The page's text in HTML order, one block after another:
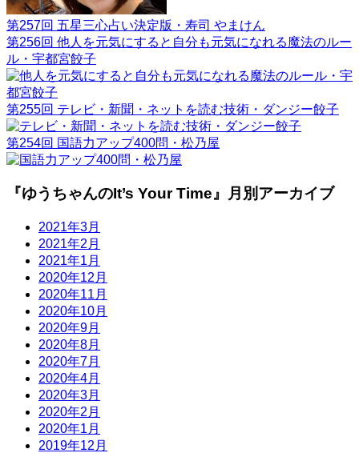
第257回 五星三心占い決定版・寿司 やまけん
第256回 他人を元気にすると自分も元気になれる魔法のルー
ル・宇都宮餃子
第255回 テレビ・新聞・ネットを読む技術・ダンジー餃子
第254回 国語力アップ400問・松乃屋
『ゆうちゃんのIt’s Your Time』月別アーカイブ
2021年3月
2021年2月
2021年1月
2020年12月
2020年11月
2020年10月
2020年9月
2020年8月
2020年7月
2020年4月
2020年3月
2020年2月
2020年1月
2019年12月